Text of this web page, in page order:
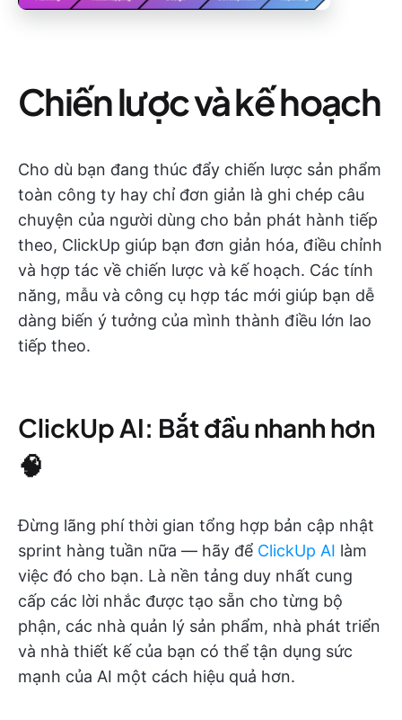
Chiến lược và kế hoạch
Cho dù bạn đang thúc đẩy chiến lược sản phẩm
toàn công ty hay chỉ đơn giản là ghi chép câu
chuyện của người dùng cho bản phát hành tiếp
theo, ClickUp giúp bạn đơn giản hóa, điều chỉnh
và hợp tác về chiến lược và kế hoạch. Các tính
năng, mẫu và công cụ hợp tác mới giúp bạn dễ
dàng biến ý tưởng của mình thành điều lớn lao
tiếp theo.
ClickUp AI: Bắt đầu nhanh hơn
🧠
Đừng lãng phí thời gian tổng hợp bản cập nhật
sprint hàng tuần nữa — hãy để ClickUp AI làm
việc đó cho bạn. Là nền tảng duy nhất cung
cấp các lời nhắc được tạo sẵn cho từng bộ
phận, các nhà quản lý sản phẩm, nhà phát triển
và nhà thiết kế của bạn có thể tận dụng sức
mạnh của AI một cách hiệu quả hơn.